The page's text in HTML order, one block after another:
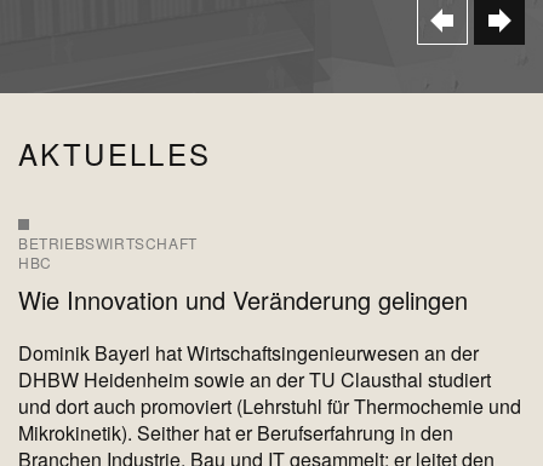
AKTUELLES
BETRIEBSWIRTSCHAFT
HBC
Wie Innovation und Veränderung gelingen
Dominik Bayerl hat Wirtschaftsingenieurwesen an der
DHBW Heidenheim sowie an der TU Clausthal studiert
und dort auch promoviert (Lehrstuhl für Thermochemie und
Mikrokinetik). Seither hat er Berufserfahrung in den
Branchen Industrie, Bau und IT gesammelt; er leitet den